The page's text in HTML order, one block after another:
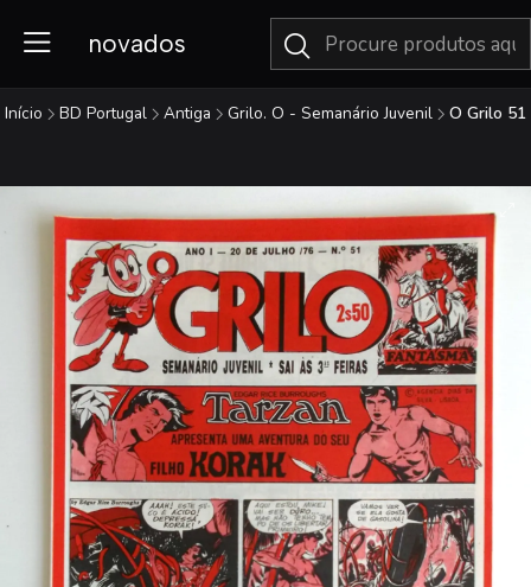
novados
Início BD Portugal Antiga Grilo. O - Semanário Juvenil O Grilo 51